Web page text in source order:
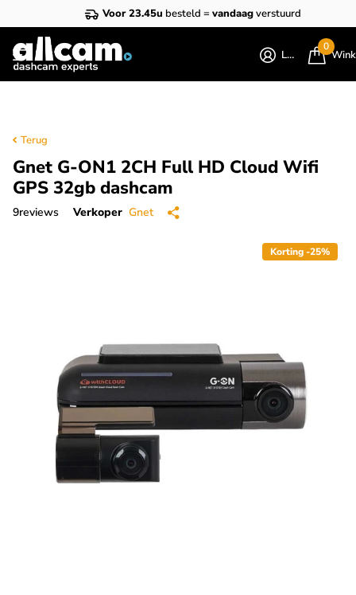
Voor 23.45u besteld = vandaagverstuurd
Login
0
Terug
Gnet G-ON1 2CH Full HD Cloud Wifi
GPS 32gb dashcam
9reviews Verkoper Gnet
Korting -25%